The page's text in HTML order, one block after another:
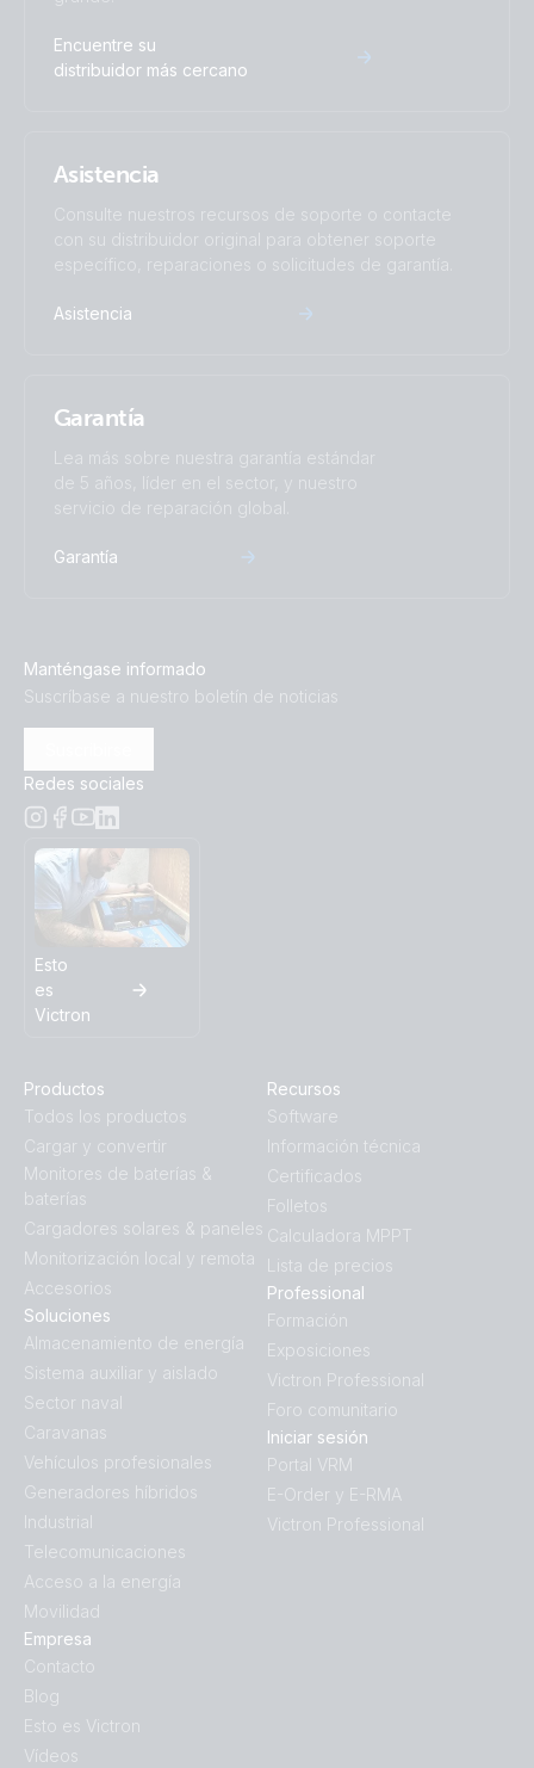
Encuentre su
distribuidor más cercano
Asistencia
Consulte nuestros recursos de soporte o contacte
con su distribuidor original para obtener soporte
específico, reparaciones o solicitudes de garantía.
Asistencia
Garantía
Lea más sobre nuestra garantía estándar
de 5 años, líder en el sector, y nuestro
servicio de reparación global.
Garantía
Manténgase informado
Suscríbase a nuestro boletín de noticias
Redes sociales
Esto
es
Victron
Productos
Todos los productos
Cargar y convertir
Monitores de baterías &
baterías
Cargadores solares & paneles
Monitorización local y remota
Accesorios
Soluciones
Almacenamiento de energía
Sistema auxiliar y aislado
Sector naval
Caravanas
Vehículos profesionales
Generadores híbridos
Industrial
Telecomunicaciones
Acceso a la energía
Movilidad
Empresa
Contacto
Blog
Esto es Victron
Vídeos
Recursos
Software
Información técnica
Certificados
Folletos
Calculadora MPPT
Lista de precios
Professional
Formación
Exposiciones
Victron Professional
Foro comunitario
Iniciar sesión
Portal VRM
E-Order y E-RMA
Victron Professional